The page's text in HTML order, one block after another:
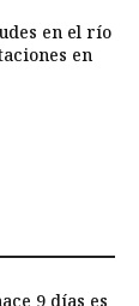
en el río
en
9 días es